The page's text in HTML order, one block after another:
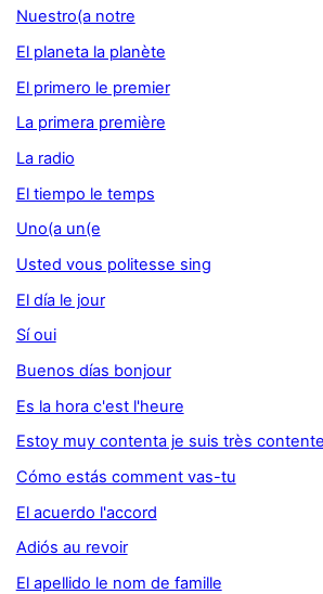
Nuestro(a notre
El planeta la planète
El primero le premier
La primera première
La radio
El tiempo le temps
Uno(a un(e
Usted vous politesse sing
El día le jour
Sí oui
Buenos días bonjour
Es la hora c'est l'heure
Estoy muy contenta je suis très contente
Cómo estás comment vas-tu
El acuerdo l'accord
Adiós au revoir
El apellido le nom de famille